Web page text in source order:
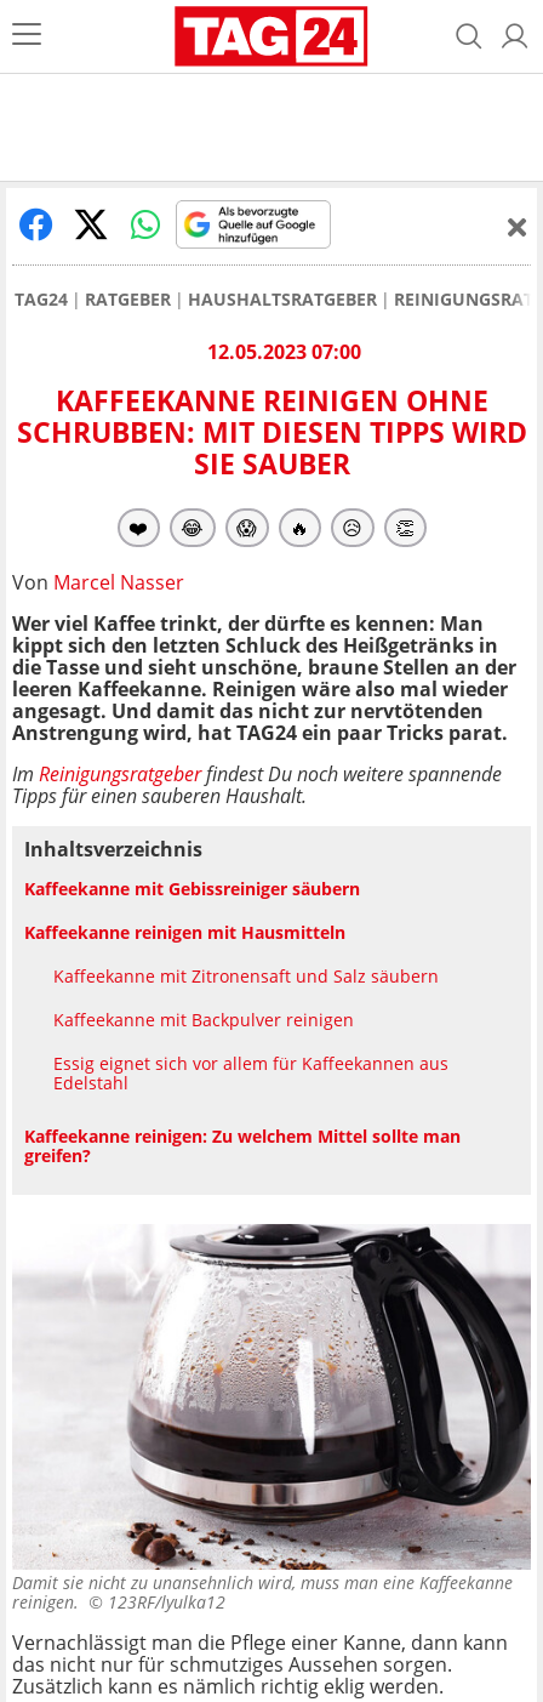
TAG24 RATGEBER HAUSHALTSRATGEBER
12.05.2023 07:00
KAFFEEKANNE REINIGEN OHNE
SCHRUBBEN: MIT DIESEN TIPPS WIRD
SIE SAUBER
❤️ 😂 😱 🔥 😥 👏
Von Marcel Nasser
Wer viel Kaffee trinkt, der dürfte es kennen: Man
kippt sich den letzten Schluck des Heißgetränks in
die Tasse und sieht unschöne, braune Stellen an der
leeren Kaffeekanne. Reinigen wäre also mal wieder
angesagt. Und damit das nicht zur nervtötenden
Anstrengung wird, hat TAG24 ein paar Tricks parat.
Im Reinigungsratgeberfindest Du noch weitere spannende
Tipps für einen sauberen Haushalt.
Inhaltsverzeichnis
Kaffeekanne mit Gebissreiniger säubern
Kaffeekanne reinigen mit Hausmitteln
Kaffeekanne mit Zitronensaft und Salz säubern
Kaffeekanne mit Backpulver reinigen
Essig eignet sich vor allem für Kaffeekannen aus
Edelstahl
Kaffeekanne reinigen: Zu welchem Mittel sollte man
greifen?
Damit sie nicht zu unansehnlich wird, muss man eine Kaffeekanne
reinigen. © 123RF/lyulka12
Vernachlässigt man die Pflege einer Kanne, dann kann
das nicht nur für schmutziges Aussehen sorgen.
Zusätzlich kann es nämlich richtig eklig werden.